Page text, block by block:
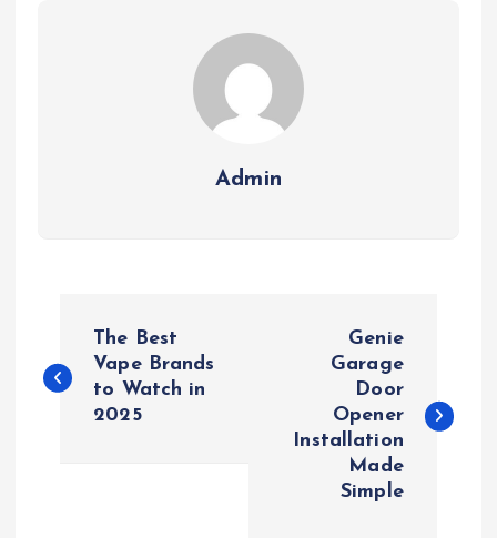
Admin
o
The Best
Vape Brands
to Watch in
2025
Genie
Garage
Door
Opener
Installation
Made
Simple